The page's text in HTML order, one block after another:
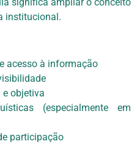
institucional.
acesso à informação
objetiva
(especialmente em
participação